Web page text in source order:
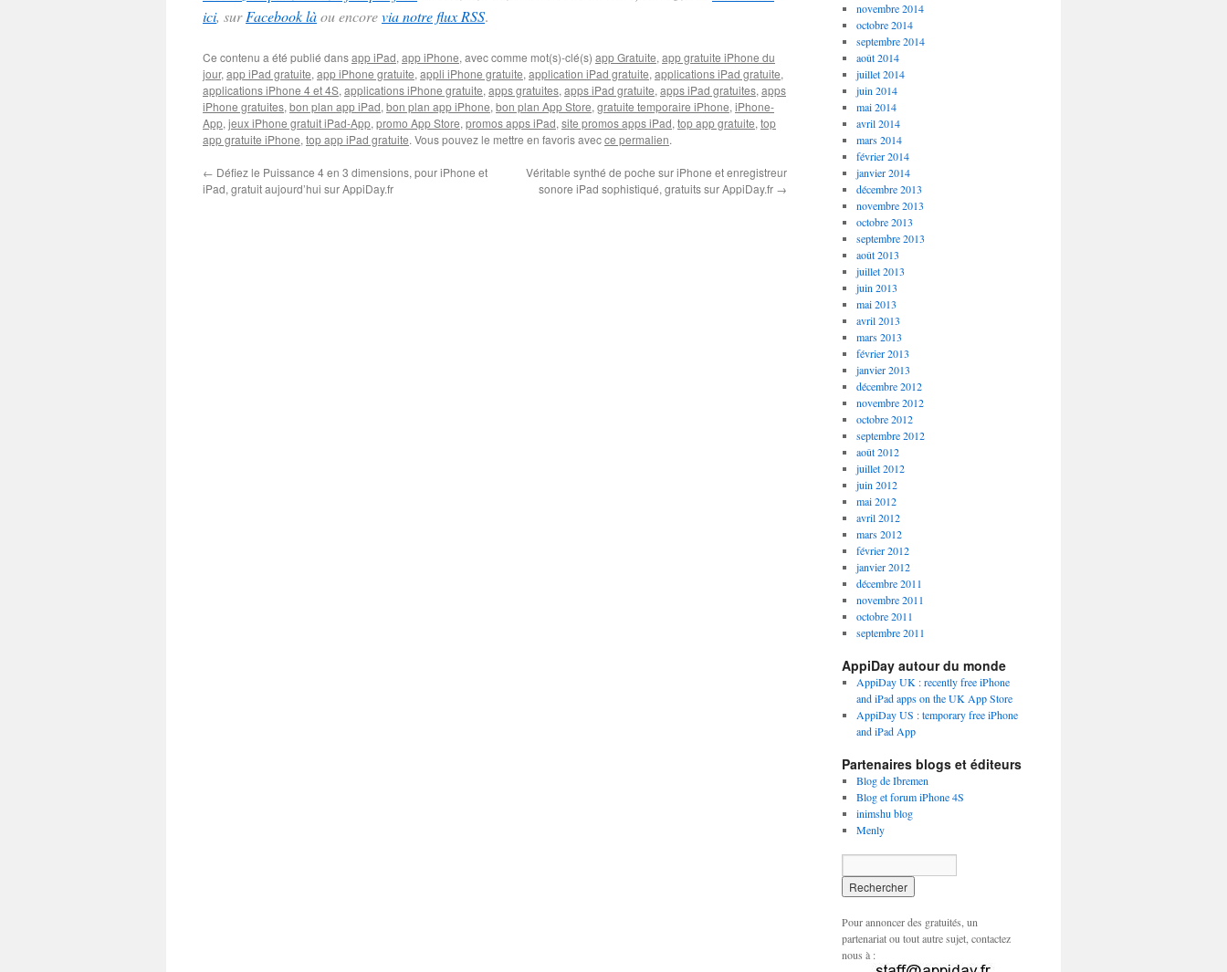
ici, surFacebook làou encorevia notre flux RSS.
Ce contenu a été publié dansapp iPad, app iPhone, avec comme mot(s)-clé(s) app Gratuite, app gratuite iPhone du
jour, app iPad gratuite, app iPhone gratuite, appli iPhone gratuite, application iPad gratuite, applications iPad gratuite,
applications iPhone 4 et 4S, applications iPhone gratuite, apps gratuites, apps iPad gratuite, apps iPad gratuites, apps
iPhone gratuites, bon plan app iPad, bon plan app iPhone, bon plan App Store, gratuite temporaire iPhone, iPhone-
App, jeux iPhone gratuit iPad-App, promo App Store, promos apps iPad, site promos apps iPad, top app gratuite, top
app gratuite iPhone, top app iPad gratuite. Vous pouvez le mettre en favoris avecce permalien.
← Défiez le Puissance 4 en 3 dimensions, pour iPhone et
iPad, gratuit aujourd’hui sur AppiDay.fr
Véritable synthé de poche sur iPhone et enregistreur
sonore iPad sophistiqué, gratuits sur AppiDay.fr →
novembre 2014
octobre 2014
septembre 2014
août 2014
juillet 2014
juin 2014
mai 2014
avril 2014
mars 2014
février 2014
janvier 2014
décembre 2013
novembre 2013
octobre 2013
septembre 2013
août 2013
juillet 2013
juin 2013
mai 2013
avril 2013
mars 2013
février 2013
janvier 2013
décembre 2012
novembre 2012
octobre 2012
septembre 2012
août 2012
juillet 2012
juin 2012
mai 2012
avril 2012
mars 2012
février 2012
janvier 2012
décembre 2011
novembre 2011
octobre 2011
septembre 2011
AppiDay autour du monde
AppiDay UK : recently free iPhone
and iPad apps on the UK App Store
AppiDay US : temporary free iPhone
and iPad App
Partenaires blogs et éditeurs
Blog de Ibremen
Blog et forum iPhone 4S
inimshu blog
Menly
Pour annoncer des gratuités, un
partenariat ou tout autre sujet, contactez
nous à :